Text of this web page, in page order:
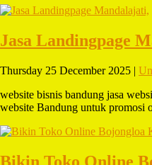
Jasa Landingpage
Thursday 25 December 2025 |
website bisnis bandung jasa
website Bandung untuk promosi
Bikin Toko Online